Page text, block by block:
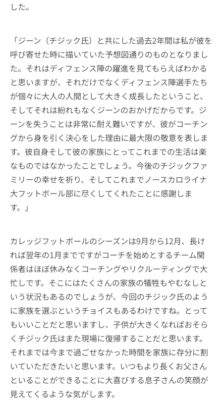
した。
「ジーン（チジック氏）と共にした過去2年間は私が彼を
呼び寄せた時に描いていた予想図通りのものとなりまし
た。それはディフェンス陣の躍進を見てもらえばわかる
と思いますが、それだけでなくディフェンス陣選手たち
が個々に大人の人間として大きく成長したということ、
そしてそれは紛れもなくジーンのおかげだからです。ジ
ーンを失うことは非常に耐え難いですが、彼がコーチン
グから身を引く決心をした理由に最大限の敬意を表しま
す。彼自身そして彼の家族にとってこれまでの生活は楽
なものではなかったことでしょう。今後のチジックファ
ミリーの幸せを祈り、そしてこれまでノースカロライナ
大フットボール部に尽くしてくれたことに感謝しま
す。」
カレッジフットボールのシーズンは9月から12月、長け
れば翌年の1月までですがコーチを始めとするチーム関
係者はほぼ休みなくコーチングやリクルーティングで大
忙しです。そこにはたくさんの家族の犠牲もやむなしと
いう状況もあるのでしょうが、今回のチジック氏のよう
に家族を選ぶというチョイスもあるわけですね。とって
もいいことだと思いますし、子供が大きくなればおそら
くチジック氏はまた現場に復帰することだと思います。
それまでは今まで過ごせなかった時間を家族に存分に割
いていただきたいと思います。いつもより長くお父さん
といることができることに大喜びする息子さんの笑顔が
見えてくるような気がします。